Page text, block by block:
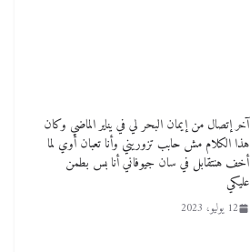
آخر إتصال من إيمان البحر لي في يناير الماضي وكان
هذا الكلام مش حابب تزوريني وأنا تعبان أوي لما
أخف هنتقابل في سان جيوفاني أنا بس بطمن
عليكي
12 يوليو، 2023